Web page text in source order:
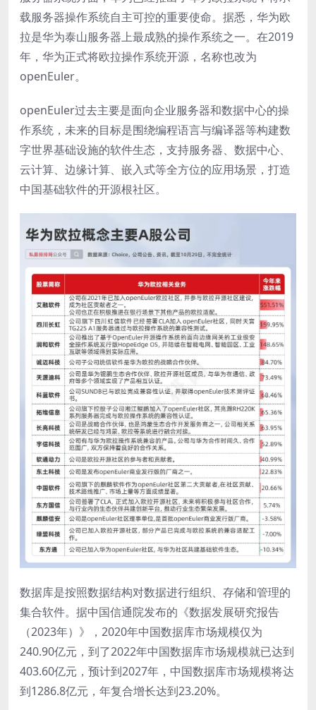
载服务器操作系统自主可控的重要使命。据悉，华为欧
拉是华为泰山服务器上最成熟的操作系统之一。在2019
年，华为正式将欧拉操作系统开源，名称也改为
openEuler。
openEuler过去主要是面向企业服务器和数据中心的操
作系统，未来的目标是围绕编程语言与编译器等构建数
字世界基础设施的软件生态，支持服务器、数据中心、
云计算、边缘计算、嵌入式等全方位的应用场景，打造
中国基础软件的开源根社区。
数据库是按照数据结构对数据进行组织、存储和管理的
集合软件。据中国信通院发布的《数据发展研究报告
（2023年）》，2020年中国数据库市场规模仅为
240.90亿元，到了2022年中国数据库市场规模就已达到
403.60亿元，预计到2027年，中国数据库市场规模将达
到1286.8亿元，年复合增长达到23.20%。